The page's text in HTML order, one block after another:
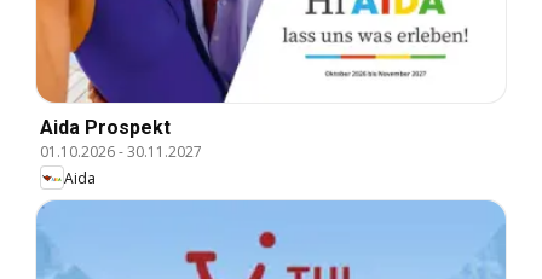
Aida Prospekt
01.10.2026-30.11.2027
Aida